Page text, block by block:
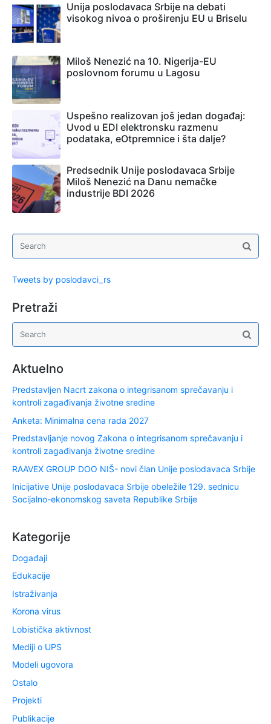
Unija poslodavaca Srbije na debati
visokog nivoa o proširenju EU u Briselu
Miloš Nenezić na 10. Nigerija-EU
poslovnom forumu u Lagosu
Uspešno realizovan još jedan događaj:
Uvod u EDI elektronsku razmenu
podataka, eOtpremnice i šta dalje?
Predsednik Unije poslodavaca Srbije
Miloš Nenezić na Danu nemačke
industrije BDI 2026
Tweets by poslodavci_rs
Pretraži
Aktuelno
Predstavljen Nacrt zakona o integrisanom sprečavanju i
kontroli zagađivanja životne sredine
Anketa: Minimalna cena rada 2027
Predstavljanje novog Zakona o integrisanom sprečavanju i
kontroli zagađivanja životne sredine
RAAVEX GROUP DOO NIŠ- novi član Unije poslodavaca Srbije
Inicijative Unije poslodavaca Srbije obeležile 129. sednicu
Socijalno-ekonomskog saveta Republike Srbije
Kategorije
Događaji
Edukacije
Istraživanja
Korona virus
Lobistička aktivnost
Mediji o UPS
Modeli ugovora
Ostalo
Projekti
Publikacije